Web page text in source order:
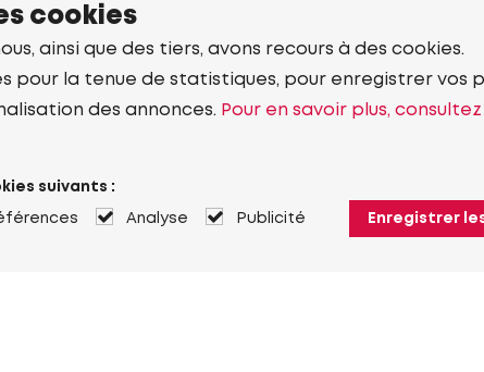
cookies
ainsi que des tiers, avons recours à des cookies.
pour la tenue de statistiques, pour enregistrer vos
des annonces. Pour en savoir plus,
suivants :
Analyse Publicité Enregistrer